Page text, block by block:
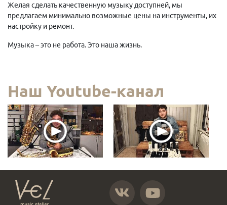
Желая сделать качественную музыку доступней, мы
предлагаем минимально возможные цены на инструменты, их
настройку и ремонт.
Музыка – это не работа. Это наша жизнь.
Наш Youtube-канал